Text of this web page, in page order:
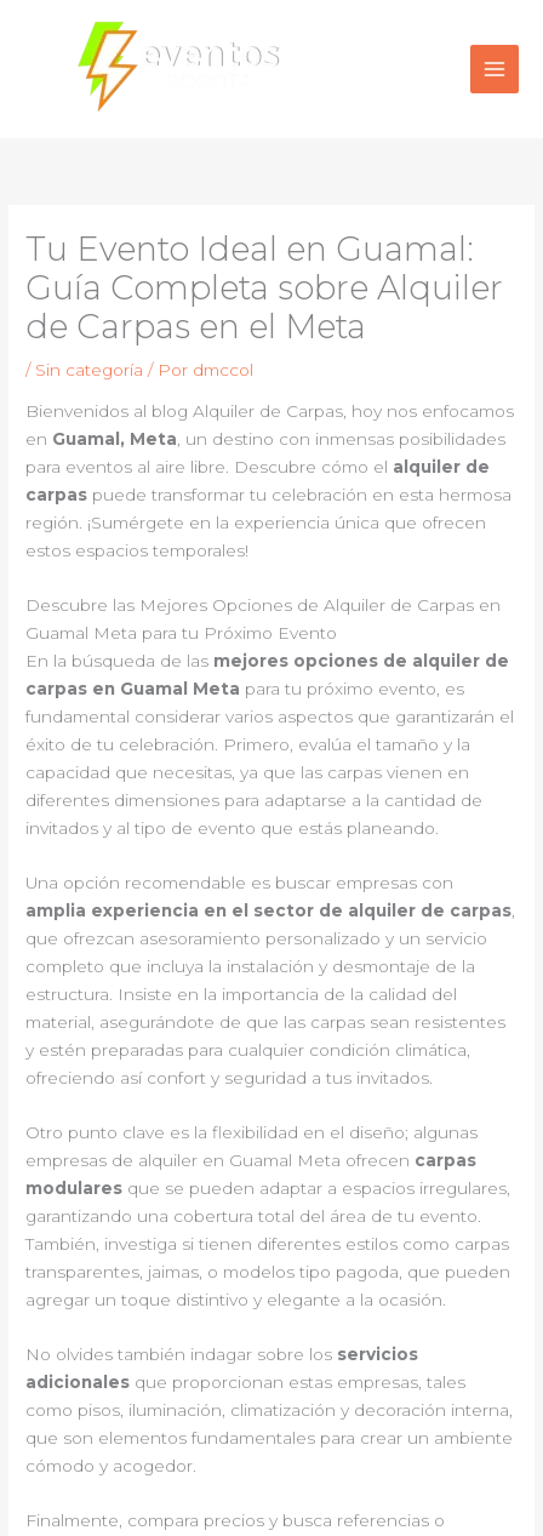
contenido
Tu Evento Ideal en Guamal:
Guía Completa sobre Alquiler
de Carpas en el Meta
/ Sin categoría / Por dmccol
Bienvenidos al blog Alquiler de Carpas, hoy nos enfocamos
en Guamal, Meta, un destino con inmensas posibilidades
para eventos al aire libre. Descubre cómo el alquiler de
carpas puede transformar tu celebración en esta hermosa
región. ¡Sumérgete en la experiencia única que ofrecen
estos espacios temporales!
Descubre las Mejores Opciones de Alquiler de Carpas en
Guamal Meta para tu Próximo Evento
En la búsqueda de las mejores opciones de alquiler de
carpas en Guamal Meta para tu próximo evento, es
fundamental considerar varios aspectos que garantizarán el
éxito de tu celebración. Primero, evalúa el tamaño y la
capacidad que necesitas, ya que las carpas vienen en
diferentes dimensiones para adaptarse a la cantidad de
invitados y al tipo de evento que estás planeando.
Una opción recomendable es buscar empresas con
amplia experiencia en el sector de alquiler de carpas
que ofrezcan asesoramiento personalizado y un servicio
completo que incluya la instalación y desmontaje de la
estructura. Insiste en la importancia de la calidad del
material, asegurándote de que las carpas sean resistentes
y estén preparadas para cualquier condición climática,
ofreciendo así confort y seguridad a tus invitados.
Otro punto clave es la flexibilidad en el diseño; algunas
empresas de alquiler en Guamal Meta ofrecen carpas
modulares que se pueden adaptar a espacios irregulares,
garantizando una cobertura total del área de tu evento.
También, investiga si tienen diferentes estilos como carpas
transparentes, jaimas, o modelos tipo pagoda, que pueden
agregar un toque distintivo y elegante a la ocasión.
No olvides también indagar sobre los servicios
adicionales que proporcionan estas empresas, tales
como pisos, iluminación, climatización y decoración interna,
que son elementos fundamentales para crear un ambiente
cómodo y acogedor.
Finalmente, compara precios y busca referencias o